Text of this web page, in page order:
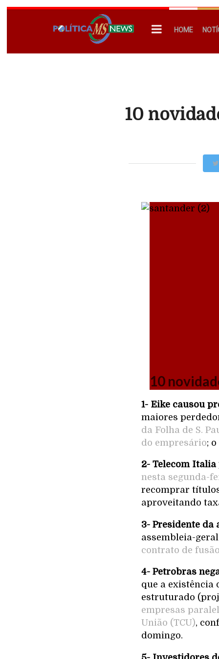
HOME
10
10
1- Eike causou
maiores
da Folha de S.
do empresário;
2- Telecom
nesta segunda-
recomprar
aproveitando
3- Presidente da
assembleia-
contrato de
4- Petrobras
que a existência
estruturado
empresas
União (TCU),
domingo.